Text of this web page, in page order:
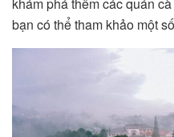
bạn có thể tham khảo một